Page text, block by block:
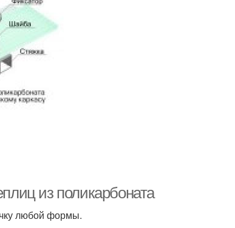
из поликарбоната
любой формы.